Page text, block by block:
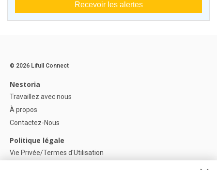
Recevoir les alertes
© 2026 Lifull Connect
Nestoria
Travaillez avec nous
À propos
Contactez-Nous
Politique légale
Vie Privée/Termes d'Utilisation